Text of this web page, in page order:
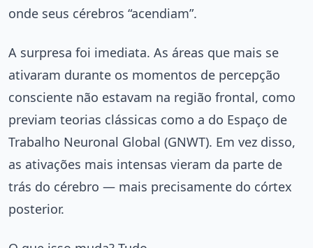
onde seus cérebros “acendiam”.
A surpresa foi imediata. As áreas que mais se
ativaram durante os momentos de percepção
consciente não estavam na região frontal, como
previam teorias clássicas como a do Espaço de
Trabalho Neuronal Global (GNWT). Em vez disso,
as ativações mais intensas vieram da parte de
trás do cérebro — mais precisamente do córtex
posterior.